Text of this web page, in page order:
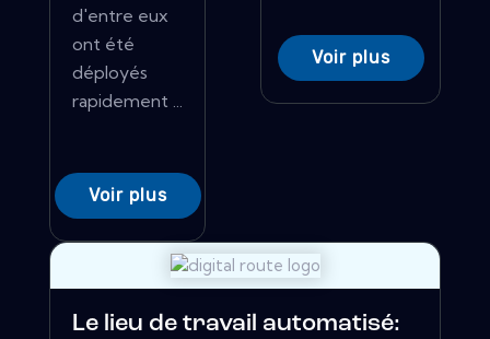
d'entre eux
ont été
déployés
rapidement ...
Voir plus
Voir plus
Le lieu de travail automatisé: